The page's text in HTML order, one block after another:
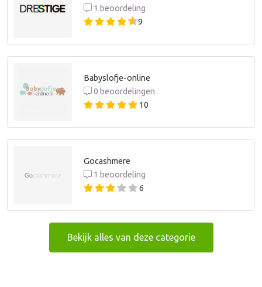
1 beoordeling
9
Babyslofje-online
0 beoordelingen
10
Gocashmere
1 beoordeling
6
Bekijk alles van deze categorie